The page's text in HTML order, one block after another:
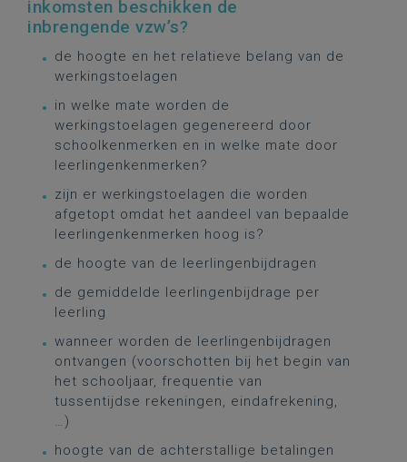
inkomsten beschikken de
inbrengende vzw’s?
de hoogte en het relatieve belang van de
werkingstoelagen
in welke mate worden de
werkingstoelagen gegenereerd door
schoolkenmerken en in welke mate door
leerlingenkenmerken?
zijn er werkingstoelagen die worden
afgetopt omdat het aandeel van bepaalde
leerlingenkenmerken hoog is?
de hoogte van de leerlingenbijdragen
de gemiddelde leerlingenbijdrage per
leerling
wanneer worden de leerlingenbijdragen
ontvangen (voorschotten bij het begin van
het schooljaar, frequentie van
tussentijdse rekeningen, eindafrekening,
…)
hoogte van de achterstallige betalingen